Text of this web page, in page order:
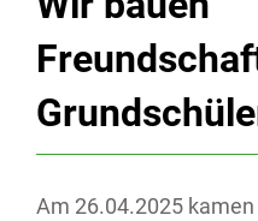
Am 26.04.2025